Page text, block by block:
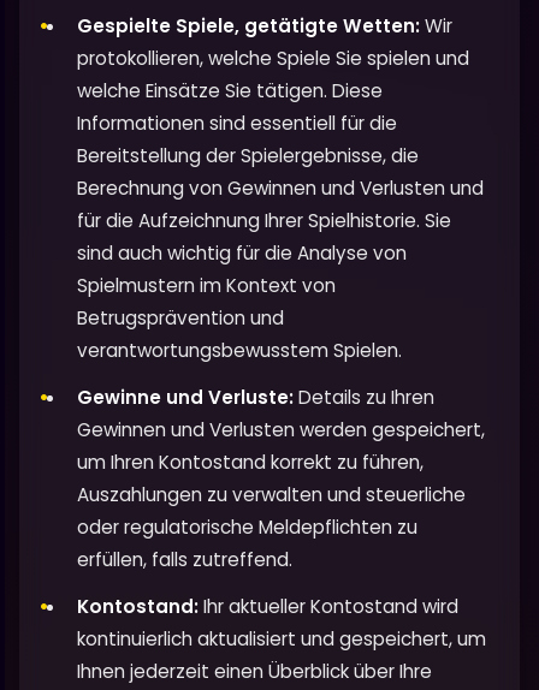
Gespielte Spiele, getätigte Wetten:Wir
protokollieren, welche Spiele Sie spielen und
welche Einsätze Sie tätigen. Diese
Informationen sind essentiell für die
Bereitstellung der Spielergebnisse, die
Berechnung von Gewinnen und Verlusten und
für die Aufzeichnung Ihrer Spielhistorie. Sie
sind auch wichtig für die Analyse von
Spielmustern im Kontext von
Betrugsprävention und
verantwortungsbewusstem Spielen.
Gewinne und Verluste:Details zu Ihren
Gewinnen und Verlusten werden gespeichert,
um Ihren Kontostand korrekt zu führen,
Auszahlungen zu verwalten und steuerliche
oder regulatorische Meldepflichten zu
erfüllen, falls zutreffend.
Kontostand:Ihr aktueller Kontostand wird
kontinuierlich aktualisiert und gespeichert, um
Ihnen jederzeit einen Überblick über Ihre